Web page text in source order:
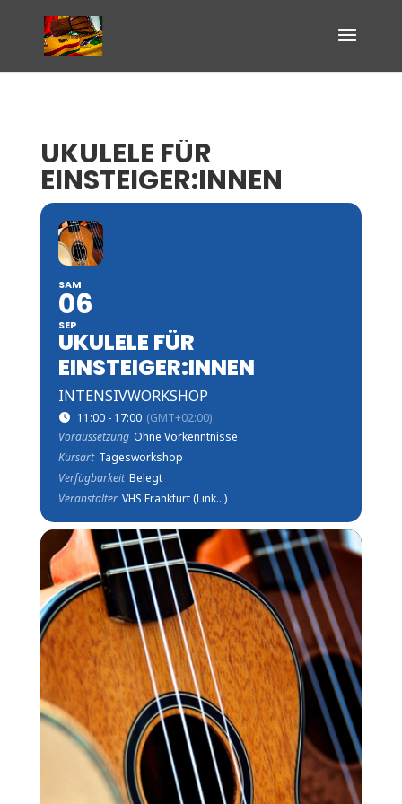
UKULELE FÜR
EINSTEIGER:INNEN
SAM
06
SEP
UKULELE FÜR
EINSTEIGER:INNEN
INTENSIVWORKSHOP
11:00 - 17:00 (GMT+02:00)
Voraussetzung Ohne Vorkenntnisse
Kursart Tagesworkshop
Verfügbarkeit Belegt
Veranstalter VHS Frankfurt (Link...)